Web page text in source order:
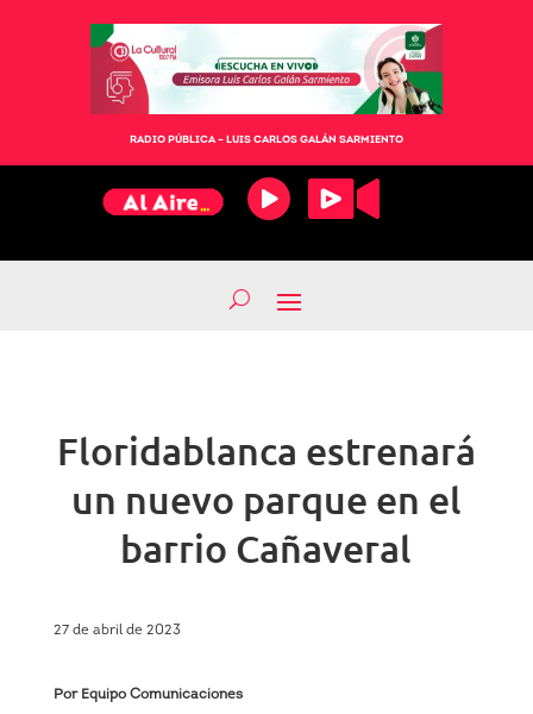
RADIO PÚBLICA – LUIS CARLOS GALÁN SARMIENTO
Floridablanca estrenará
un nuevo parque en el
barrio Cañaveral
27 de abril de 2023
Por Equipo Comunicaciones